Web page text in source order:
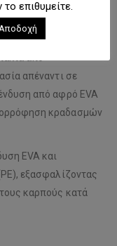
ανθεκτικό
απέναντι σε
από αφρό EVA
κραδασμών
EVA και
εξασφαλίζοντας
καρπούς κατά
το επιθυμείτε.